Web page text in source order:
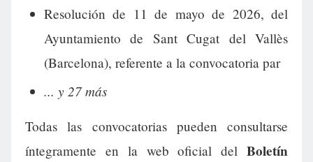
Resolución de 11 de mayo de 2026, del
Ayuntamiento de Sant Cugat del Vallès
(Barcelona), referente a la convocatoria par
... y 27 más
Todas las convocatorias pueden consultarse
íntegramente en la web oficial del Boletín